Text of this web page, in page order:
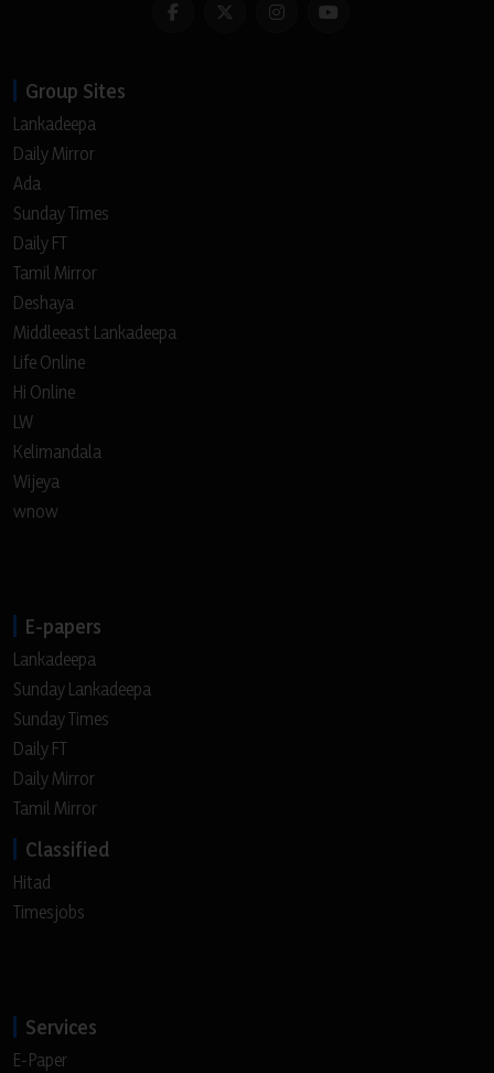
Group Sites
Lankadeepa
Daily Mirror
Ada
Sunday Times
Daily FT
Tamil Mirror
Deshaya
Middleeast Lankadeepa
Life Online
Hi Online
LW
Kelimandala
Wijeya
wnow
E-papers
Lankadeepa
Sunday Lankadeepa
Sunday Times
Daily FT
Daily Mirror
Tamil Mirror
Classified
Hitad
Timesjobs
Services
E-Paper